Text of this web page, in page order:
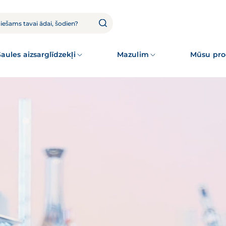
aizsarglīdzekļi Mazulim Mūsu